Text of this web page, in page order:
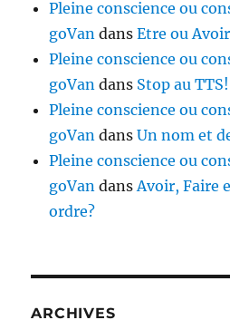
Pleine conscience ou
goVan dansEtre ou
Pleine conscience ou
goVan dans Stop au TTS!
Pleine conscience ou
goVan dansUn nom et
Pleine conscience ou
goVan dansAvoir, Faire
ordre?
ARCHIVES